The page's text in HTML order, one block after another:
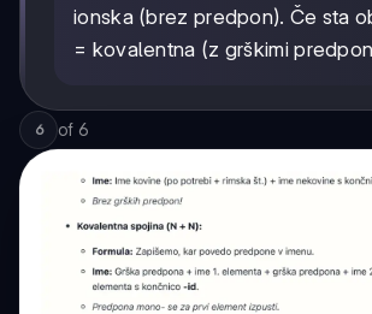
ionska (brez predpon). Če sta
= kovalentna (z grškimi
6 of 6